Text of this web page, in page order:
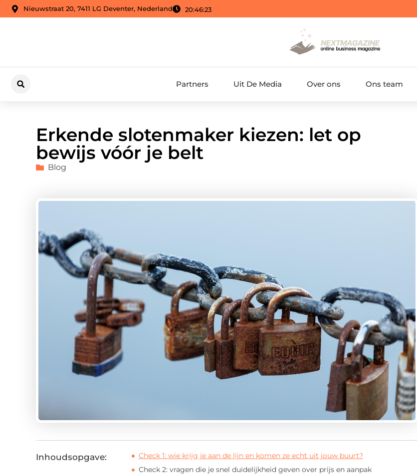
Nieuwstraat 20, 7411 LG Deventer, Nederland 20:46:24
Partners Uit De Media Over ons Ons team
Erkende slotenmaker kiezen: let op
bewijs vóór je belt
Blog
Inhoudsopgave:
Check 1: wie krijg je aan de lijn en komen ze echt uit jouw buurt?
Check 2: vragen die je snel duidelijkheid geven over prijs en aanpak